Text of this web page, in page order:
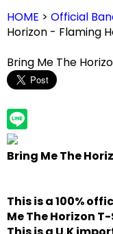
HOME > Official
Horizon - Flaming
Bring Me The
Bring Me The
This is a 100%
Me The Horizon